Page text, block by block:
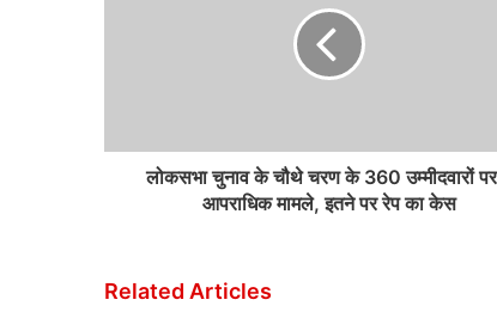
लोकसभा चुनाव के चौथे चरण के 360 उम्मीदवारों
आपराधिक मामले, इतने पर रेप का केस
Related Articles